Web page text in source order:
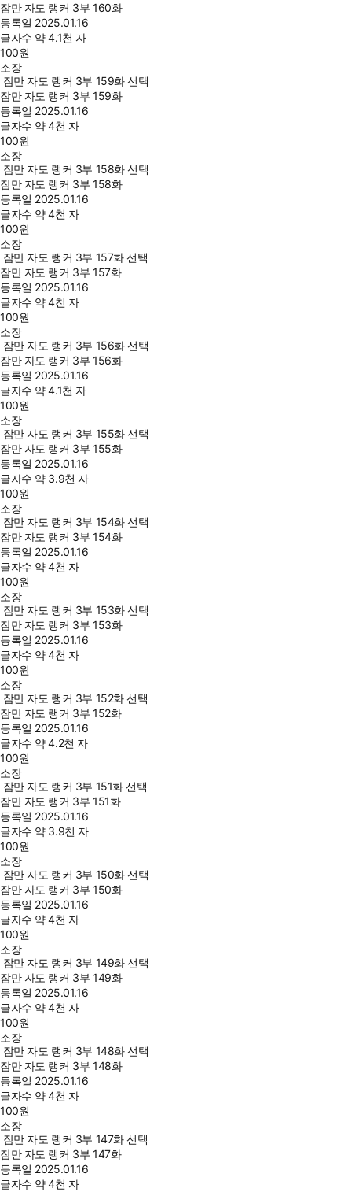
잠만 자도 랭커 3부 160화
등록일 2025.01.16
글자수 약 4.1천 자
100원
소장
잠만 자도 랭커 3부 159화 선택
잠만 자도 랭커 3부 159화
등록일 2025.01.16
글자수 약 4천 자
100원
소장
잠만 자도 랭커 3부 158화 선택
잠만 자도 랭커 3부 158화
등록일 2025.01.16
글자수 약 4천 자
100원
소장
잠만 자도 랭커 3부 157화 선택
잠만 자도 랭커 3부 157화
등록일 2025.01.16
글자수 약 4천 자
100원
소장
잠만 자도 랭커 3부 156화 선택
잠만 자도 랭커 3부 156화
등록일 2025.01.16
글자수 약 4.1천 자
100원
소장
잠만 자도 랭커 3부 155화 선택
잠만 자도 랭커 3부 155화
등록일 2025.01.16
글자수 약 3.9천 자
100원
소장
잠만 자도 랭커 3부 154화 선택
잠만 자도 랭커 3부 154화
등록일 2025.01.16
글자수 약 4천 자
100원
소장
잠만 자도 랭커 3부 153화 선택
잠만 자도 랭커 3부 153화
등록일 2025.01.16
글자수 약 4천 자
100원
소장
잠만 자도 랭커 3부 152화 선택
잠만 자도 랭커 3부 152화
등록일 2025.01.16
글자수 약 4.2천 자
100원
소장
잠만 자도 랭커 3부 151화 선택
잠만 자도 랭커 3부 151화
등록일 2025.01.16
글자수 약 3.9천 자
100원
소장
잠만 자도 랭커 3부 150화 선택
잠만 자도 랭커 3부 150화
등록일 2025.01.16
글자수 약 4천 자
100원
소장
잠만 자도 랭커 3부 149화 선택
잠만 자도 랭커 3부 149화
등록일 2025.01.16
글자수 약 4천 자
100원
소장
잠만 자도 랭커 3부 148화 선택
잠만 자도 랭커 3부 148화
등록일 2025.01.16
글자수 약 4천 자
100원
소장
잠만 자도 랭커 3부 147화 선택
잠만 자도 랭커 3부 147화
등록일 2025.01.16
글자수 약 4천 자